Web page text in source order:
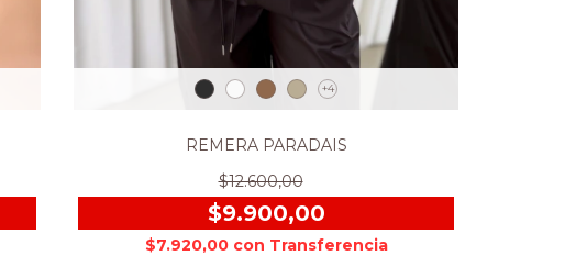
+4
REMERA PARADAIS
$12.600,00
$9.900,00
$7.920,00 con